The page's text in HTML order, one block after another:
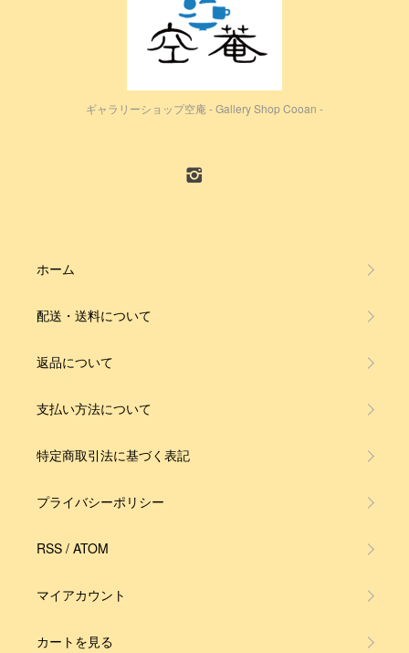
ギャラリーショップ空庵 - Gallery Shop Cooan -
ホーム
配送・送料について
返品について
支払い方法について
特定商取引法に基づく表記
プライバシーポリシー
RSS / ATOM
マイアカウント
カートを見る